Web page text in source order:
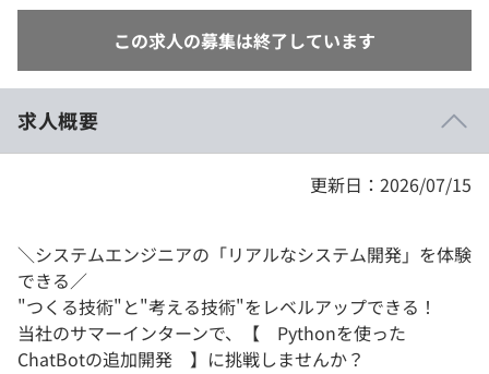
この求人の募集は終了しています
求人概要
更新日：2026/07/15
＼システムエンジニアの「リアルなシステム開発」を体験
できる／
"つくる技術"と"考える技術"をレベルアップできる！
当社のサマーインターンで、【 Pythonを使った
ChatBotの追加開発 】に挑戦しませんか？